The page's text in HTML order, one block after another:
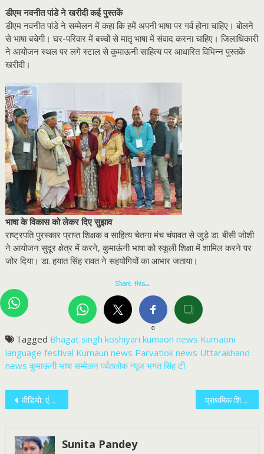
डीएम नवनीत पांडे ने खरीदी कई पुस्तकें
डीएम नवनीत पांडे ने सम्मेलन में कहा कि हमें अपनी भाषा पर गर्व होना चाहिए। बोलने
से भाषा बचेगी। घर-परिवार में बच्चों से मातृ भाषा में संवाद करना चाहिए। जिलाधिकारी
ने आयोजन स्थल पर लगे स्टाल से कुमाऊनी साहित्य पर आधारित विभिन्न पुस्तकें
खरीदी।
भाषा के विकास को लेकर दिए सुझाव
राष्ट्रपति पुरस्कार प्राप्त शिक्षक व साहित्य चेतना मंच चंपावत से जुड़े डा. बीसी जोशी
ने आयोजन सुदूर क्षेत्र में करने, कुमाऊंनी भाषा को स्कूली शिक्षा में शामिल करने पर
जोर दिया। डा. हयात सिंह रावत ने सहयोगियों का आभार जताया।
Share this…
0
Tagged Bhagat singh koshiyari kumaon news Kumaoni
language festival Kumaun news Parvatlok news Uttarakhand
news कुमाऊनी भाषा सम्मेलन पर्वतलोक न्यूज भगत सिंह टी
Post
वीडियो: एंग्लिंग को आए राजस्थान के पर्यटकों न मार डाली गोल्डन महाशीर प्राथमिक शिक्षक संघ टनकपुर अध्यक्ष बने देवेंद्र, सूरज सचिव
Sunita Pandey